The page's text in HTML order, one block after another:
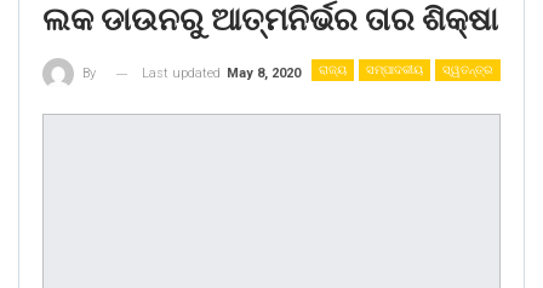
ଲକ ଡାଉନରୁ ଆତ୍ମନିର୍ଭର ତାର ଶିକ୍ଷା
ରାଜ୍ୟ ସମ୍ପାଦକୀୟ ସ୍ୱତନ୍ତ୍ର
By Last updated May 8, 2020